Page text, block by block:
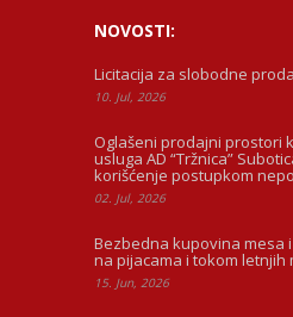
NOVOSTI:
Licitacija za slobodne
10. Jul, 2026
Oglašeni prodajni prostori
usluga AD “Tržnica”
korišćenje postupkom
02. Jul, 2026
Bezbedna kupovina mesa
na pijacama i tokom letnjih
15. Jun, 2026